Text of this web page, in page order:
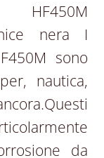
nera I
sono
nautica,
da